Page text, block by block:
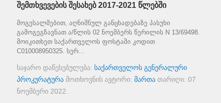
შემთხვევების შესახებ 2017-2021 წლებში
მოგესალმებით, აღნიშნულ განცხადებაზე პასუხი
გამოგეგზავნათ ა/წლის 02 ნოემბერს წერილის N 13/69498.
მოიკითხეთ საქართველოს ფოსტაში კოდით
C010008950325. სერ...
საჯარო დაწესებულება: საქართველოს გენერალური
პროკურატურა მოთხოვნის ავტორი: მართა თარიღი: 07
ნოემბერი 2022